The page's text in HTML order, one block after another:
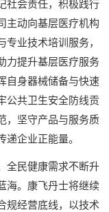
社会责任，积极践行
主动向基层医疗机构
业技术培训服务，
力提升基层医疗服务
自身器械储备与快速
公共卫生安全防线贡
，坚守产品与服务质
企业正能量。
全民健康需求不断升
海。康飞丹士将继续
规经营底线，以技术